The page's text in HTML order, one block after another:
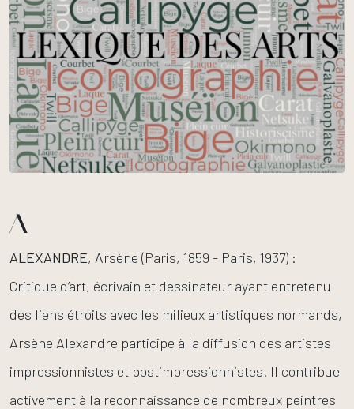
A
ALEXANDRE, Arsène (Paris, 1859 - Paris, 1937) :
Critique d’art, écrivain et dessinateur ayant entretenu
des liens étroits avec les milieux artistiques normands,
Arsène Alexandre participe à la diffusion des artistes
impressionnistes et postimpressionnistes. Il contribue
activement à la reconnaissance de nombreux peintres